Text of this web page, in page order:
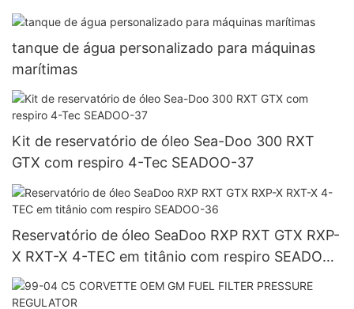
tanque de água personalizado para máquinas
marítimas
Kit de reservatório de óleo Sea-Doo 300 RXT
GTX com respiro 4-Tec SEADOO-37
Reservatório de óleo SeaDoo RXP RXT GTX RXP-
X RXT-X 4-TEC em titânio com respiro SEADOO-
36